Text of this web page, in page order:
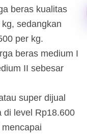
beras kualitas
sedangkan
per kg.
beras medium I
II sebesar
super dijual
di level Rp18.600